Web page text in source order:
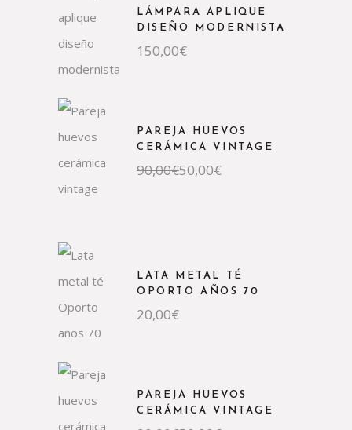
LÁMPARA APLIQUE
DISEÑO MODERNISTA
150,00€
PAREJA HUEVOS
CERÁMICA VINTAGE
90,00€
El
precio
50,00€
El
precio
LATA METAL TÉ
OPORTO AÑOS 70
20,00€
PAREJA HUEVOS
CERÁMICA VINTAGE